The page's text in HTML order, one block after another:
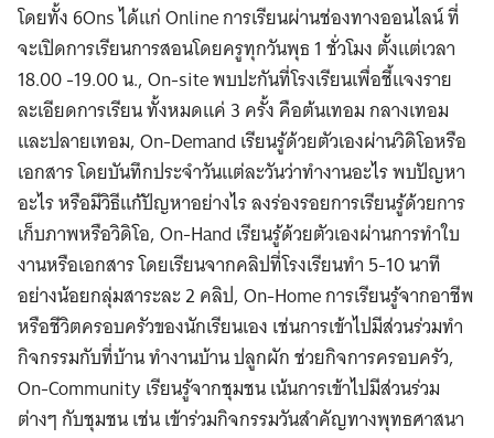
โดยทั้ง 6Ons ได้แก่ Online การเรียนผ่านช่องทางออนไลน์ ที่
จะเปิดการเรียนการสอนโดยครูทุกวันพุธ 1 ชั่วโมง ตั้งแต่เวลา
18.00 -19.00 น., On-site พบปะกันที่โรงเรียนเพื่อชี้แจงราย
ละเอียดการเรียน ทั้งหมดแค่ 3 ครั้ง คือต้นเทอม กลางเทอม
และปลายเทอม, On-Demand เรียนรู้ด้วยตัวเองผ่านวิดิโอหรือ
เอกสาร โดยบันทึกประจำวันแต่ละวันว่าทำงานอะไร พบปัญหา
อะไร หรือมีวิธีแก้ปัญหาอย่างไร ลงร่องรอยการเรียนรู้ด้วยการ
เก็บภาพหรือวิดิโอ, On-Hand เรียนรู้ด้วยตัวเองผ่านการทำใบ
งานหรือเอกสาร โดยเรียนจากคลิปที่โรงเรียนทำ 5-10 นาที
อย่างน้อยกลุ่มสาระละ 2 คลิป, On-Home การเรียนรู้จากอาชีพ
หรือชีวิตครอบครัวของนักเรียนเอง เช่นการเข้าไปมีส่วนร่วมทำ
กิจกรรมกับที่บ้าน ทำงานบ้าน ปลูกผัก ช่วยกิจการครอบครัว,
On-Community เรียนรู้จากชุมชน เน้นการเข้าไปมีส่วนร่วม
ต่างๆ กับชุมชน เช่น เข้าร่วมกิจกรรมวันสำคัญทางพุทธศาสนา